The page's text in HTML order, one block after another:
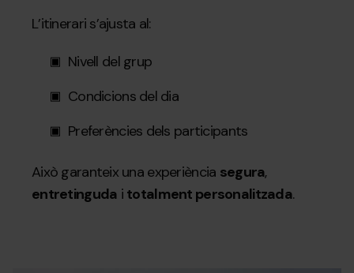
L’itinerari s’ajusta al:
Nivell del grup
Condicions del dia
Preferències dels participants
Això garanteix una experiència segura,
entretinguda i totalment personalitzada.